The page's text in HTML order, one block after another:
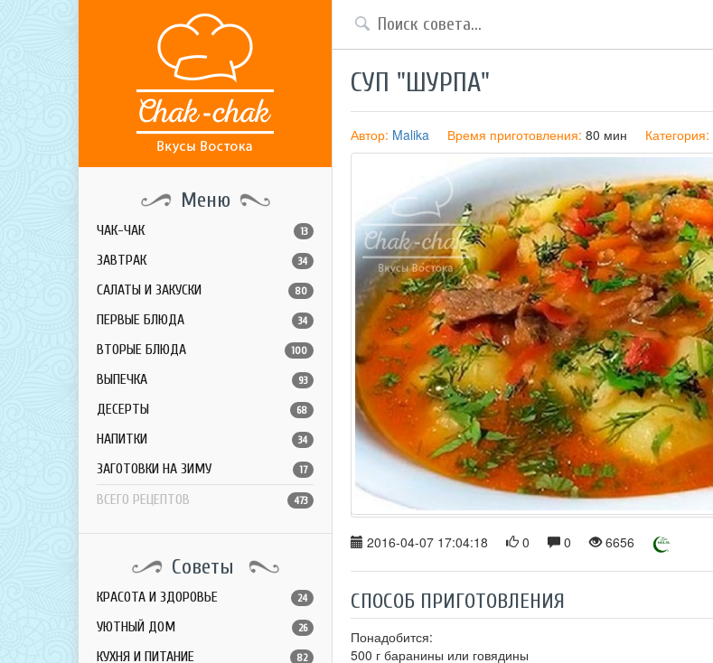
Меню
ЧАК-ЧАК 13
ЗАВТРАК 34
САЛАТЫ И ЗАКУСКИ 80
ПЕРВЫЕ БЛЮДА 34
ВТОРЫЕ БЛЮДА 100
ВЫПЕЧКА 93
ДЕСЕРТЫ 68
НАПИТКИ 34
ЗАГОТОВКИ НА ЗИМУ 17
ВСЕГО РЕЦЕПТОВ 473
Советы
КРАСОТА И ЗДОРОВЬЕ 24
УЮТНЫЙ ДОМ 26
КУХНЯ И ПИТАНИЕ 82
СУП "ШУРПА"
Автор: Malika Время приготовления: 80 мин Категория:
2016-04-07 17:04:18 0 0 6656
СПОСОБ ПРИГОТОВЛЕНИЯ
Понадобится:
500 г баранины или говядины